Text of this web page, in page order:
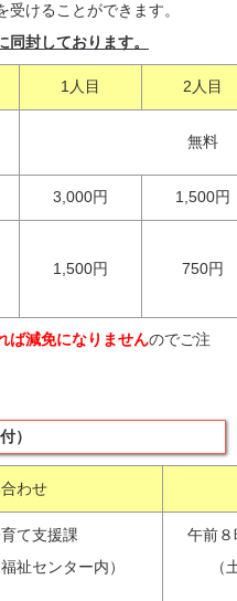
けることができます。
封しております。
1人目 2人目
無料
3,000円 1,500円
1,500円 750円
ば減免になりませんのでご注
）
わせ
て支援課
祉センター内）
午前
（